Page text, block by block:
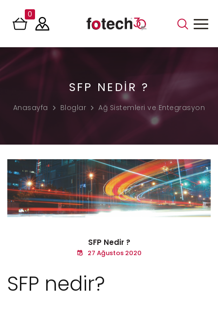
0
SFP NEDIR ?
Anasayfa Bloglar Ağ Sistemleri ve Entegrasyon
SFP Nedir ?
27 Ağustos 2020
SFP nedir?